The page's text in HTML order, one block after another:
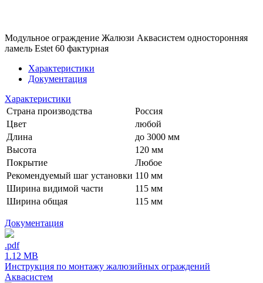
Модульное ограждение Жалюзи Аквасистем односторонняя
ламель Estet 60 фактурная
Характеристики
Документация
Характеристики
Страна производства
Россия
Цвет
любой
Длина
до 3000 мм
Высота
120 мм
Покрытие
Любое
Рекомендуемый шаг установки 110 мм
Ширина видимой части
115 мм
Ширина общая
115 мм
Документация
.pdf
1.12 MB
Инструкция по монтажу жалюзийных ограждений
Аквасистем